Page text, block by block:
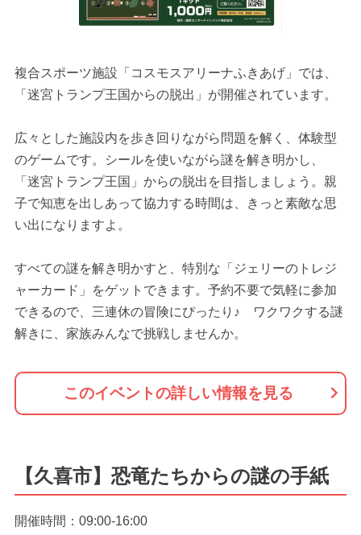
複合スポーツ施設「コスモスアリーナふきあげ」では、
「迷宮トランプ王国からの脱出」が開催されています。
広々とした施設内を歩き回りながら問題を解く、体験型
のゲームです。シールを使いながら謎を解き明かし、
「迷宮トランプ王国」からの脱出を目指しましょう。親
子で知恵を出しあって協力する時間は、きっと素敵な思
い出になりますよ。
すべての謎を解き明かすと、特別な「ジェリーのトレジ
ャーカード」をゲットできます。予約不要で気軽に参加
できるので、三連休の冒険にぴったり♪ ワクワクする謎
解きに、家族みんなで挑戦しませんか。
このイベントの詳しい情報を見る
【久喜市】恐竜たちからの謎の手紙
開催時間：09:00-16:00